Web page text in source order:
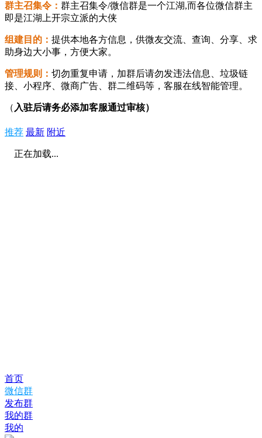
群主召集令： 群主召集令/微信群是一个江湖,而各位微信群主
即是江湖上开宗立派的大侠
组建目的： 提供本地各方信息，供微友交流、查询、分享、求
助身边大小事，方便大家。
管理规则： 切勿重复申请，加群后请勿发违法信息、垃圾链
接、小程序、微商广告、群二维码等，客服在线智能管理。
（ 入驻后请务必添加客服通过审核）
推荐 最新 附近
正在加载...
首页
微信群
发布群
我的群
我的